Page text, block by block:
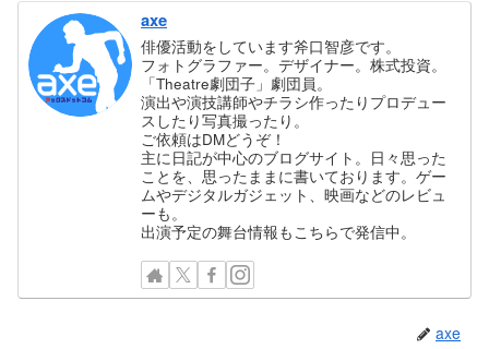
axe
俳優活動をしています斧口智彦です。
フォトグラファー。デザイナー。株式投資。
「Theatre劇団子」劇団員。
演出や演技講師やチラシ作ったりプロデュー
スしたり写真撮ったり。
ご依頼はDMどうぞ！
主に日記が中心のブログサイト。日々思った
ことを、思ったままに書いております。ゲー
ムやデジタルガジェット、映画などのレビュ
ーも。
出演予定の舞台情報もこちらで発信中。
axe